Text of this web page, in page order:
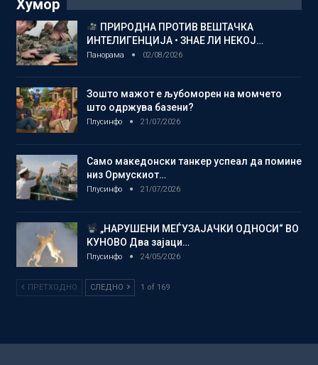
Хумор
ПРИРОДНА ПРОТИВ ВЕШТАЧКА
ИНТЕЛИГЕНЦИЈА • ЗНАЕ ЛИ НЕКОЈ…
Панорама 02/08/2026
Зошто мажот е љубоморен на момчето
што одржува базени?
Плусинфо 21/07/2026
Само македонски танкер успеал да помине
низ Ормускиот…
Плусинфо 21/07/2026
„НАРУШЕНИ МЕЃУЗАЈАЧКИ ОДНОСИ“ ВО
КУНОВО Два зајаци…
Плусинфо 24/05/2026
ПРЕТХОДНО СЛЕДНО 1 of 169